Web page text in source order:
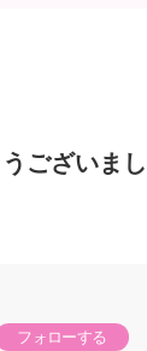
ございまし
フォローする